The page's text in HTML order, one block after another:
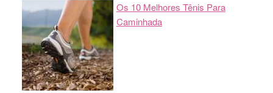
Os 10 Melhores Tênis Para
Caminhada